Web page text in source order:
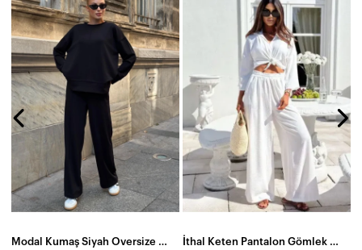
Modal Kumaş Siyah Oversize Sweat İkili Takım İthal Keten Pantalon Gömlek Bluz-2212-byz